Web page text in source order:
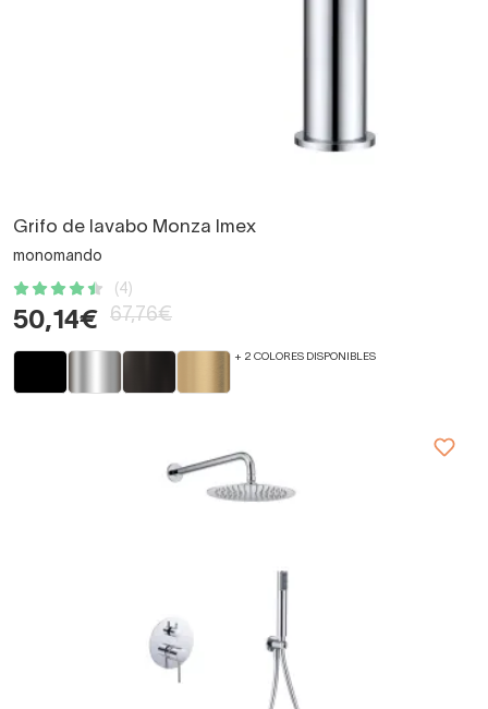
Grifo de lavabo Monza Imex
monomando
(4)
50,14€ 67,76€
+ 2 COLORES DISPONIBLES